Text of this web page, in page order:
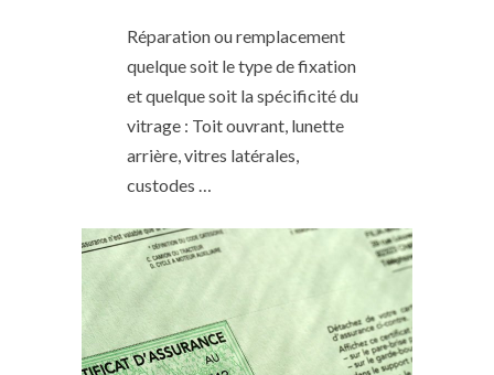
Réparation ou remplacement
quelque soit le type de fixation
et quelque soit la spécificité du
vitrage : Toit ouvrant, lunette
arrière, vitres latérales,
custodes …